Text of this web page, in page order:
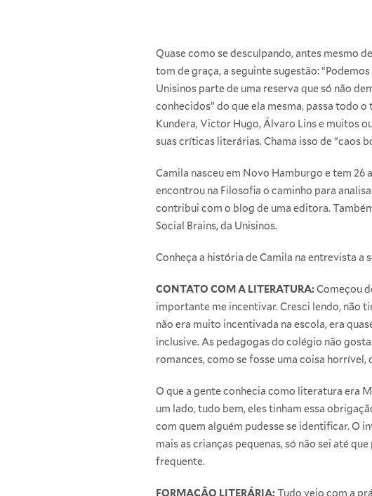
Quase como se desculpando, antes mesmo
tom de graça, a seguinte sugestão:
Unisinos parte de uma reserva que só não
conhecidos” do que ela mesma, passa todo
Kundera, Victor Hugo, Álvaro Lins e muitos
suas críticas literárias. Chama isso de “caos
Camila nasceu em Novo Hamburgo e tem 26
encontrou na Filosofia o caminho para
contribui com o blog de uma editora.
Social Brains, da Unisinos.
Conheça a história de Camila na entrevista a
CONTATO COM A LITERATURA: Começou
importante me incentivar. Cresci lendo, não
não era muito incentivada na escola, era
inclusive. As pedagogas do colégio não
romances, como se fosse uma coisa horrível,
O que a gente conhecia como literatura era
um lado, tudo bem, eles tinham essa
com quem alguém pudesse se identificar. O
mais as crianças pequenas, só não sei até
frequente.
FORMAÇÃO LITERÁRIA: Tudo veio com a